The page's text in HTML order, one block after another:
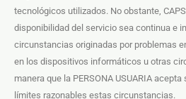
tecnológicos utilizados. No obstante,
disponibilidad del servicio sea continua e
circunstancias originadas por problemas
en los dispositivos informáticos u otras
manera que la PERSONA USUARIA
límites razonables estas circunstancias.